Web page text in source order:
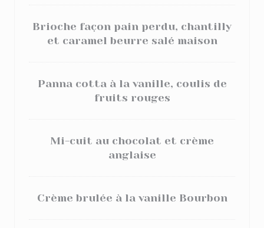
Brioche façon pain perdu, chantilly
et caramel beurre salé maison
Panna cotta à la vanille, coulis de
fruits rouges
Mi-cuit au chocolat et crème
anglaise
Crème brulée à la vanille Bourbon